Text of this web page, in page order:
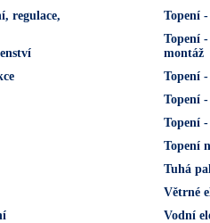
regulace,
Topení
Topení
montáž
Topení
Topení
Topení
Topení
Tuhá
Větrné
Vodní